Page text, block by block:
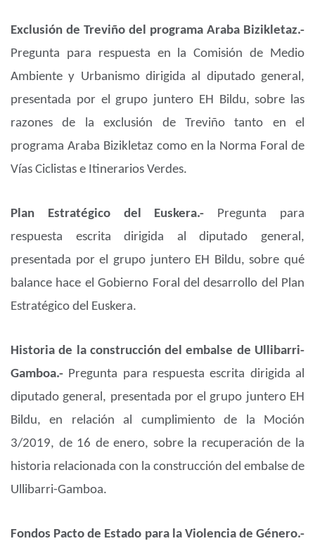
Exclusión de Treviño del programa Araba Bizikletaz.-
Pregunta para respuesta en la Comisión de Medio
Ambiente y Urbanismo dirigida al diputado general,
presentada por el grupo juntero EH Bildu, sobre las
razones de la exclusión de Treviño tanto en el
programa Araba Bizikletaz como en la Norma Foral de
Vías Ciclistas e Itinerarios Verdes.
Plan Estratégico del Euskera.- Pregunta para
respuesta escrita dirigida al diputado general,
presentada por el grupo juntero EH Bildu, sobre qué
balance hace el Gobierno Foral del desarrollo del Plan
Estratégico del Euskera.
Historia de la construcción del embalse de Ullibarri-
Gamboa.- Pregunta para respuesta escrita dirigida al
diputado general, presentada por el grupo juntero EH
Bildu, en relación al cumplimiento de la Moción
3/2019, de 16 de enero, sobre la recuperación de la
historia relacionada con la construcción del embalse de
Ullibarri-Gamboa.
Fondos Pacto de Estado para la Violencia de Género.-